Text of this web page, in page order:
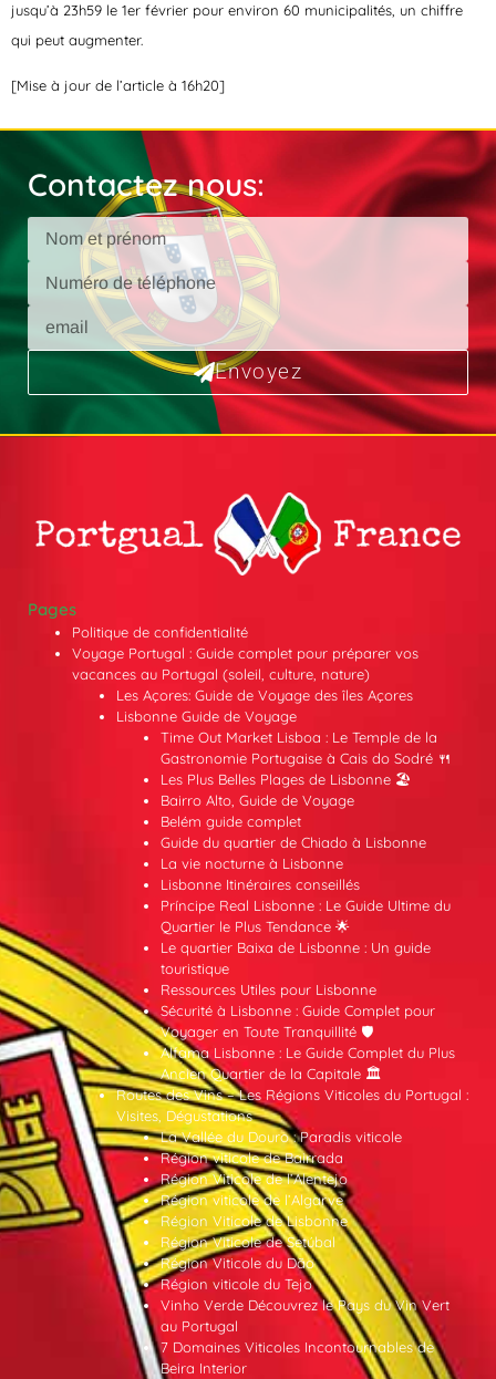
jusqu’à 23h59 le 1er février pour environ 60 municipalités, un chiffre
qui peut augmenter.
[Mise à jour de l’article à 16h20]
Contactez nous:
Envoyez
Pages
Politique de confidentialité
Voyage Portugal : Guide complet pour préparer vos
vacances au Portugal (soleil, culture, nature)
Les Açores: Guide de Voyage des îles Açores
Lisbonne Guide de Voyage
Time Out Market Lisboa : Le Temple de la
Gastronomie Portugaise à Cais do Sodré 🍴
Les Plus Belles Plages de Lisbonne 🏖️
Bairro Alto, Guide de Voyage
Belém guide complet
Guide du quartier de Chiado à Lisbonne
La vie nocturne à Lisbonne
Lisbonne Itinéraires conseillés
Príncipe Real Lisbonne : Le Guide Ultime du
Quartier le Plus Tendance 🌟
Le quartier Baixa de Lisbonne : Un guide
touristique
Ressources Utiles pour Lisbonne
Sécurité à Lisbonne : Guide Complet pour
Voyager en Toute Tranquillité 🛡️
Alfama Lisbonne : Le Guide Complet du Plus
Ancien Quartier de la Capitale 🏛️
Routes des Vins – Les Régions Viticoles du Portugal :
Visites, Dégustations
La Vallée du Douro : Paradis viticole
Région viticole de Bairrada
Région Viticole de l’Alentejo
Région viticole de l’Algarve
Région Viticole de Lisbonne
Région Viticole de Setúbal
Région Viticole du Dão
Région viticole du Tejo
Vinho Verde Découvrez le Pays du Vin Vert
au Portugal
7 Domaines Viticoles Incontournables de
Beira Interior